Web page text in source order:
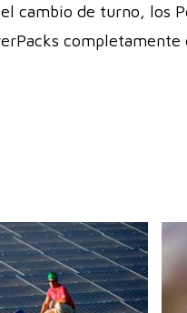
cambio de turno, los